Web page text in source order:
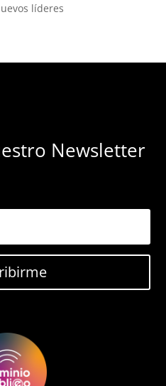
líderes
Newsletter